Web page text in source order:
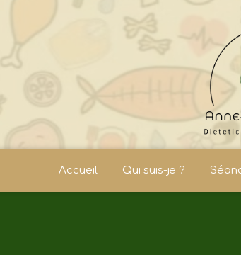
Accueil Qui suis-je ?